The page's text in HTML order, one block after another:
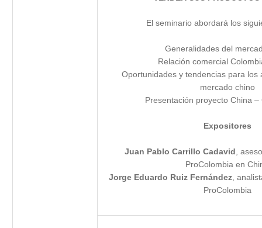
El seminario abordará los
Generalidades del
Relación comercial
Oportunidades y tendencias para los
mercado chino
Presentación proyecto China –
Expositores
Juan Pablo Carrillo Cadavid ,
ProColombia en
Jorge Eduardo Ruiz Fernández,
ProColombia